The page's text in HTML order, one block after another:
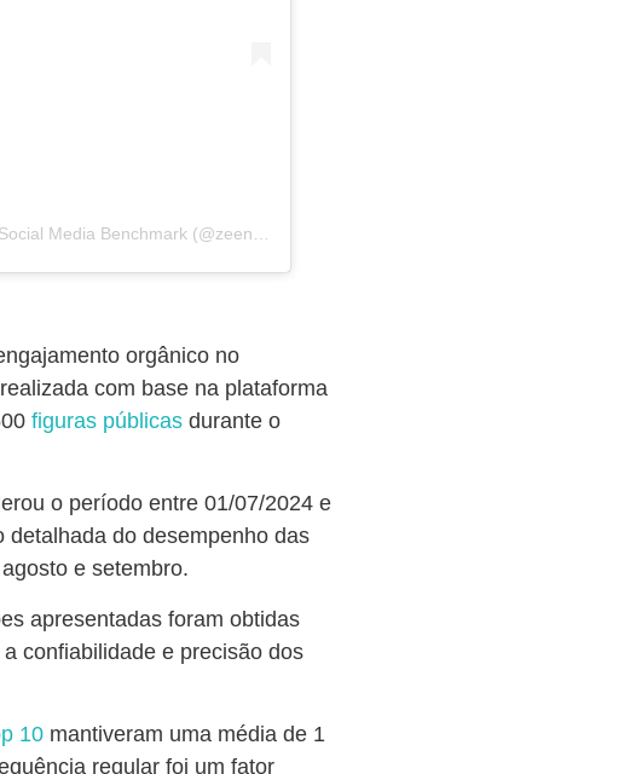
orgânico no
com base na plataforma
figuras públicas durante o
o período entre 01/07/2024 e
detalhada do desempenho das
e setembro.
apresentadas foram obtidas
confiabilidade e precisão dos
10 mantiveram uma média de 1
regular foi um fator